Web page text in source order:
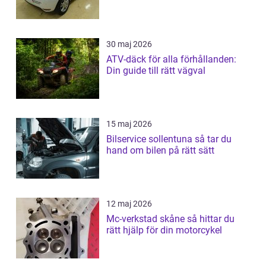
30 maj 2026
ATV-däck för alla förhållanden:
Din guide till rätt vägval
15 maj 2026
Bilservice sollentuna så tar du
hand om bilen på rätt sätt
12 maj 2026
Mc-verkstad skåne så hittar du
rätt hjälp för din motorcykel